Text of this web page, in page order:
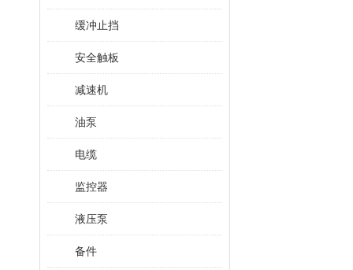
缓冲止挡
安全触板
减速机
油泵
电缆
监控器
液压泵
备件